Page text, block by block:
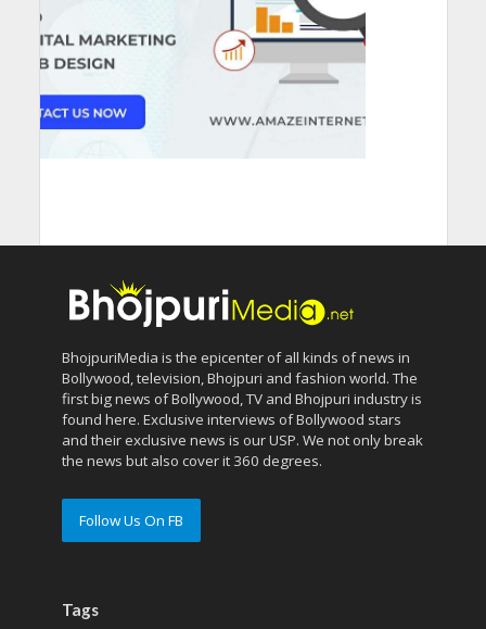
BhojpuriMedia is the epicenter of all kinds of news in
Bollywood, television, Bhojpuri and fashion world. The
first big news of Bollywood, TV and Bhojpuri industry is
found here. Exclusive interviews of Bollywood stars
and their exclusive news is our USP. We not only break
the news but also cover it 360 degrees.
Follow Us On FB
Tags